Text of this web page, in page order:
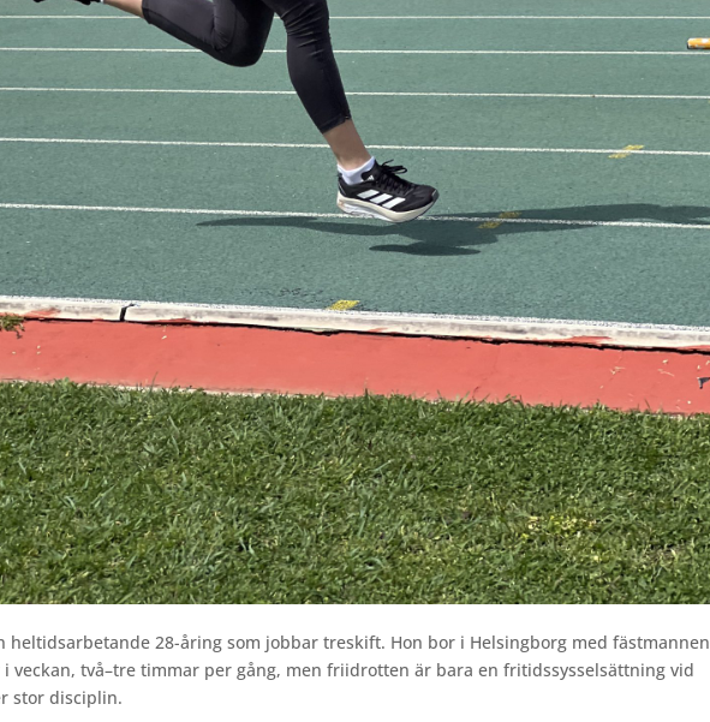
heltidsarbetande 28-åring som jobbar treskift. Hon bor i Helsingborg med fästmannen
veckan, två–tre timmar per gång, men friidrotten är bara en fritidssysselsättning vid
stor disciplin.